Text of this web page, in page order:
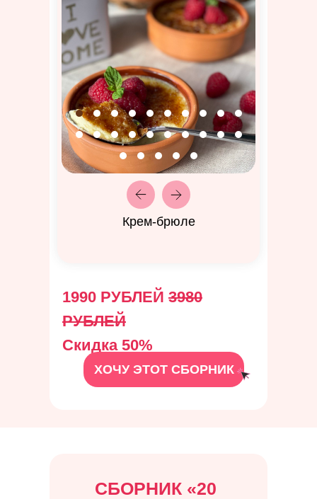
Крем-брюле
1990 РУБЛЕЙ 3980
РУБЛЕЙ
Скидка 50%
ХОЧУ ЭТОТ СБОРНИК
СБОРНИК «20